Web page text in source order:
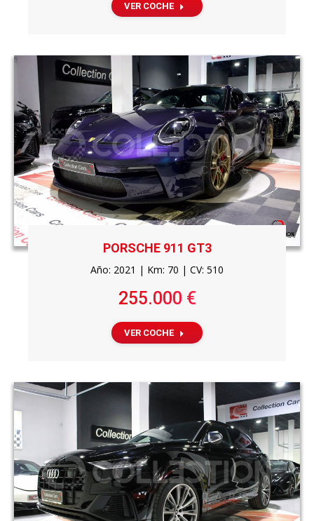
VER COCHE
PORSCHE 911 GT3
Año: 2021 | Km: 70 | CV: 510
255.000 €
VER COCHE